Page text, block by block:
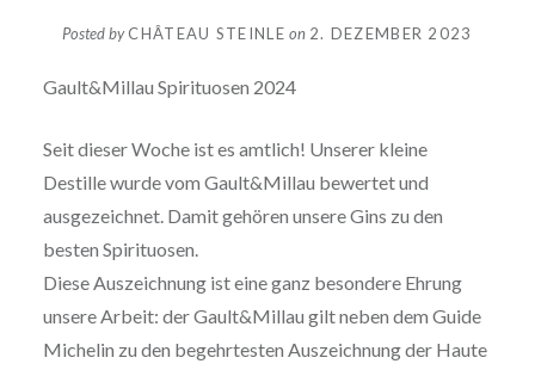
Posted byCHÂTEAU STEINLE on 2. DEZEMBER 2023
Gault&Millau Spirituosen 2024
Seit dieser Woche ist es amtlich! Unserer kleine
Destille wurde vom Gault&Millau bewertet und
ausgezeichnet. Damit gehören unsere Gins zu den
besten Spirituosen.
Diese Auszeichnung ist eine ganz besondere Ehrung
unsere Arbeit: der Gault&Millau gilt neben dem Guide
Michelin zu den begehrtesten Auszeichnung der Haute